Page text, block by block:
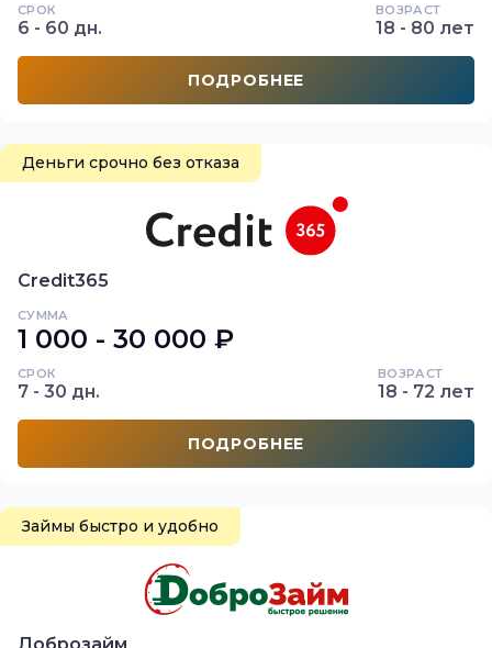
СРОК
6 - 60 дн.
ВОЗРАСТ
18 - 80 лет
ПОДРОБНЕЕ
Деньги срочно без отказа
Credit365
СУММА
1 000 - 30 000 ₽
СРОК
7 - 30 дн.
ВОЗРАСТ
18 - 72 лет
ПОДРОБНЕЕ
Займы быстро и удобно